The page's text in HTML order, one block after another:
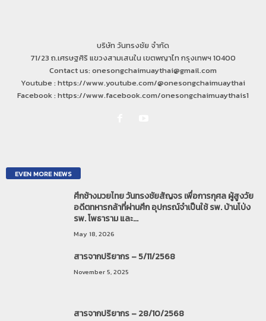
บริษัท วันทรงชัย จำกัด
71/23 ถ.เศรษฐศิริ แขวงสามเสนใน เขตพญาไท กรุงเทพฯ 10400
Contact us: onesongchaimuaythai@gmail.com
Youtube : https://www.youtube.com/@onesongchaimuaythai
Facebook : https://www.facebook.com/onesongchaimuaythais1
EVEN MORE NEWS
ศึกช้างมวยไทย วันทรงชัยสัญจร เพื่อการกุศล ผู้สูงวัย
อดีตทหารกล้าที่ผ่านศึก อุปกรณ์จำเป็นใช้ รพ. บ้านโป่ง
รพ. โพธาราม และ...
May 18, 2026
สารจากปริยากร – 5/11/2568
November 5, 2025
สารจากปริยากร – 28/10/2568